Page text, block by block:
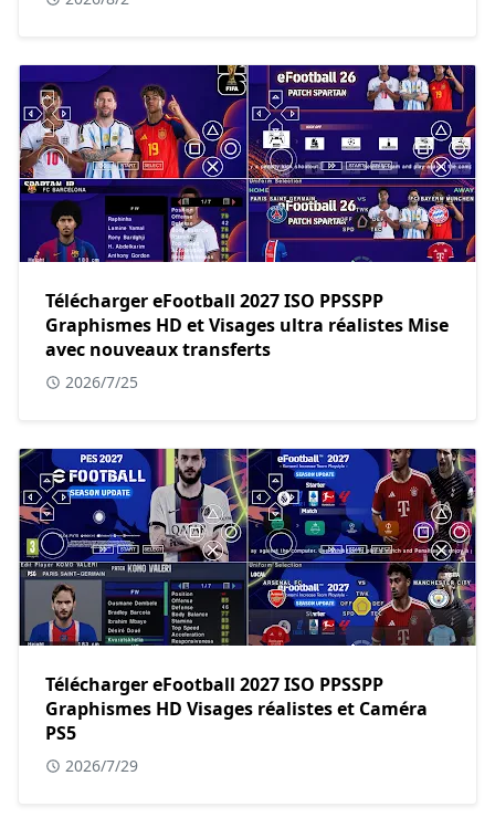
Télécharger eFootball 2027 ISO PPSSPP
Graphismes HD et Visages ultra réalistes Mise
avec nouveaux transferts
2026/7/25
Télécharger eFootball 2027 ISO PPSSPP
Graphismes HD Visages réalistes et Caméra
PS5
2026/7/29